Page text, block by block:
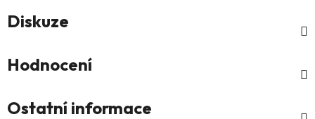
Diskuze
Hodnocení
Ostatní informace